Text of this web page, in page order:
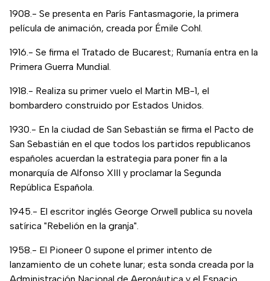
1908.- Se presenta en París Fantasmagorie, la primera
película de animación, creada por Émile Cohl.
1916.- Se firma el Tratado de Bucarest; Rumanía entra en la
Primera Guerra Mundial.
1918.- Realiza su primer vuelo el Martin MB-1, el
bombardero construido por Estados Unidos.
1930.- En la ciudad de San Sebastián se firma el Pacto de
San Sebastián en el que todos los partidos republicanos
españoles acuerdan la estrategia para poner fin a la
monarquía de Alfonso XIII y proclamar la Segunda
República Española.
1945.- El escritor inglés George Orwell publica su novela
satírica "Rebelión en la granja".
1958.- El Pioneer 0 supone el primer intento de
lanzamiento de un cohete lunar; esta sonda creada por la